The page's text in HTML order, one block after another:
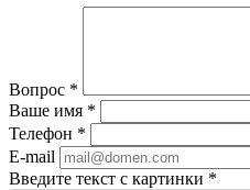
Вопрос *
Ваше имя *
Телефон *
E-mail
Введите текст с картинки *